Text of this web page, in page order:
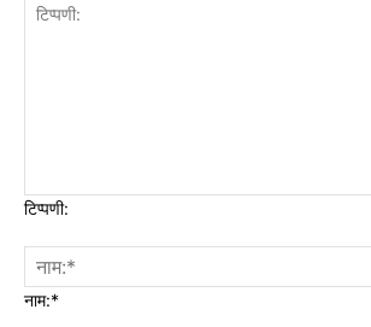
टिप्पणी:
नाम:*